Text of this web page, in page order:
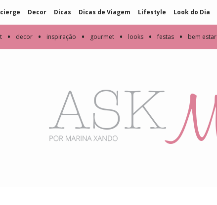
Decor Dicas Dicas de Viagem Lifestyle Look do Dia
• decor • inspiração • gourmet • looks • festas • bem estar